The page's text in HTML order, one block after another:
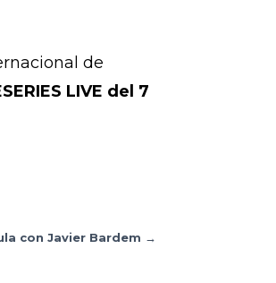
de
LIVE del 7
con Javier Bardem →